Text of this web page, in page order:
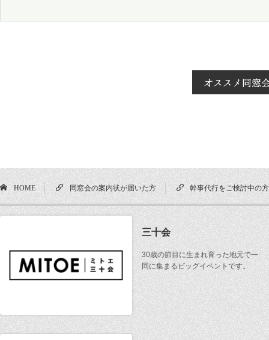
HOME 同窓会の案内状が届いた方 幹事代行をご検討中の方
三十会
30歳の節目に生まれ育った地元で一
同に集まるビッグイベントです。